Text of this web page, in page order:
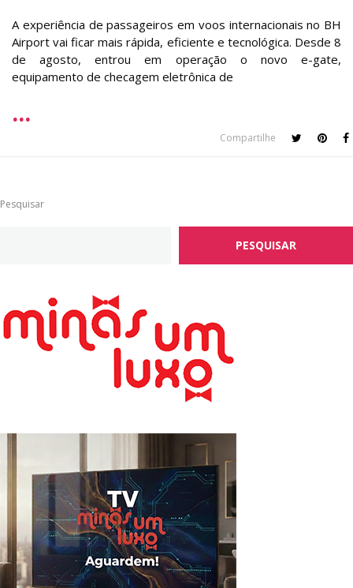
A experiência de passageiros em voos internacionais no BH
Airport vai ficar mais rápida, eficiente e tecnológica. Desde 8
de agosto, entrou em operação o novo e-gate,
equipamento de checagem eletrônica de
Compartilhe
Pesquisar
PESQUISAR